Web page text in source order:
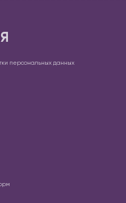
персональных данных